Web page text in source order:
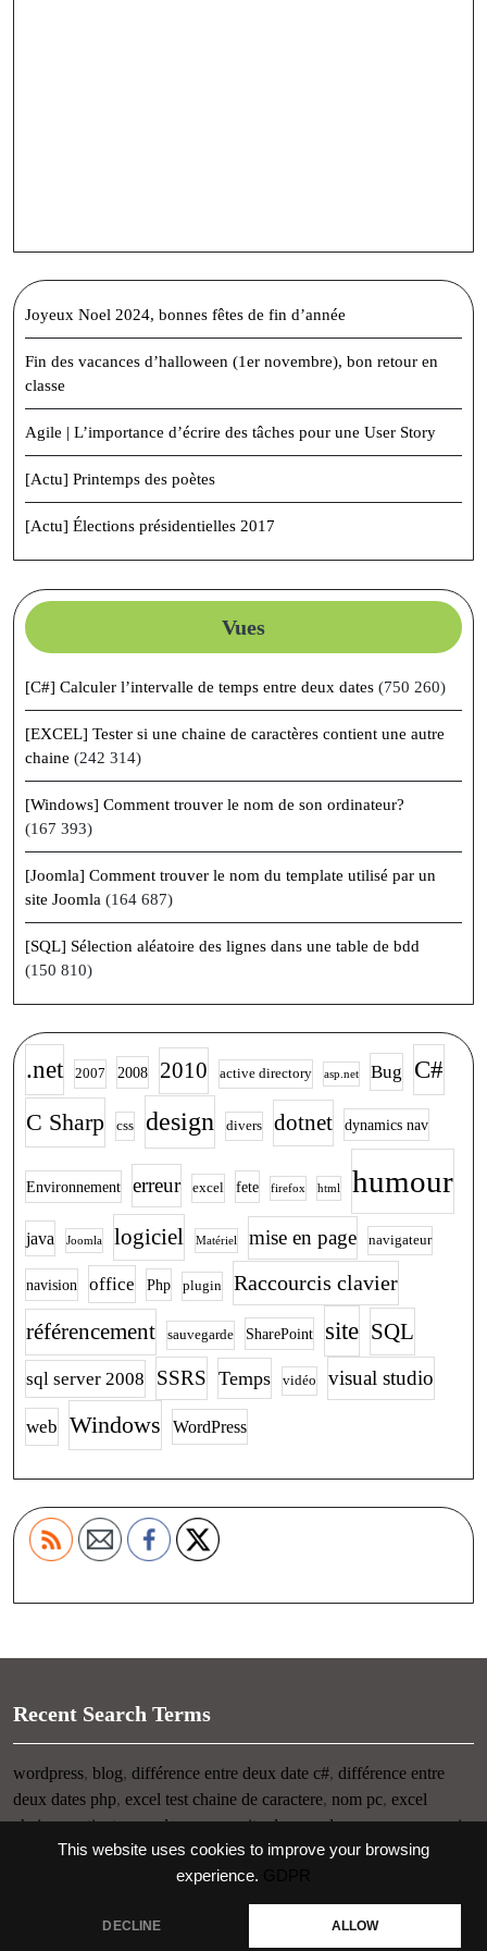
This website uses cookies to improve your browsing
experience.
DECLINE ALLOW
Joyeux Noel 2024, bonnes fêtes de fin d’année
Fin des vacances d’halloween (1er novembre), bon retour en
classe
Agile | L’importance d’écrire des tâches pour une User Story
[Actu] Printemps des poètes
[Actu] Élections présidentielles 2017
Vues
[C#] Calculer l’intervalle de temps entre deux dates (750 260)
[EXCEL] Tester si une chaine de caractères contient une autre
chaine (242 314)
[Windows] Comment trouver le nom de son ordinateur?
(167 393)
[Joomla] Comment trouver le nom du template utilisé par un
site Joomla (164 687)
[SQL] Sélection aléatoire des lignes dans une table de bdd
(150 810)
.net 2007 2008 2010 active directory asp.net Bug
C#
C Sharp
css design divers dotnet dynamics nav
Environnement erreur excel fete firefox html humour
java Joomla logiciel Matériel mise en page navigateur
navision office Php plugin Raccourcis clavier
référencement sauvegarde SharePoint site SQL
sql server 2008 SSRS Temps vidéo visual studio
web Windows WordPress
Recent Search Terms
wordpress, blog, différence entre deux date c#, différence entre
deux dates php, excel test chaine de caractere, nom pc, excel
chaine contient,nom du pc,connaitre le nom de son pc,raccourci
clavier visuel
Thème WordPress pour startup -> copyright UIOP